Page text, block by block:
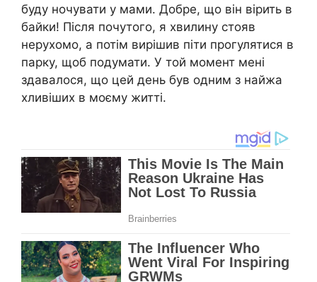
буду ночувати у мами. Добре, що він вірить в
байки! Після почутого, я хвилину стояв
нерухомо, а потім вирішив піти прогулятися в
парку, щоб подумати. У той момент мені
здавалося, що цей день був одним з найжа
хливіших в моєму житті.